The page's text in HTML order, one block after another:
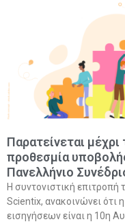
Παρατείνεται
προθεσμία
Πανελλήνιο
Η συντονιστική επιτροπή
Scientix, ανακοινώνει ότι
εισηγήσεων είναι η 10η